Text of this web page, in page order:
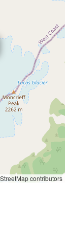
contributors